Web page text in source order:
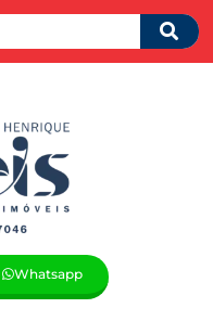
Whatsapp